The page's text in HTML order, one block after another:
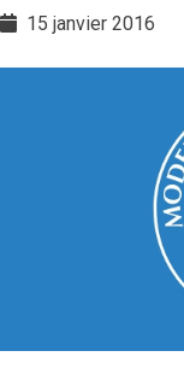
15 janvier 2016